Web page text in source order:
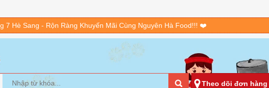
7 Hè Sang - Rộn Ràng Khuyến Mãi Cùng Nguyên Hà Food!!! ❤️
Theo dõi đơn hàng